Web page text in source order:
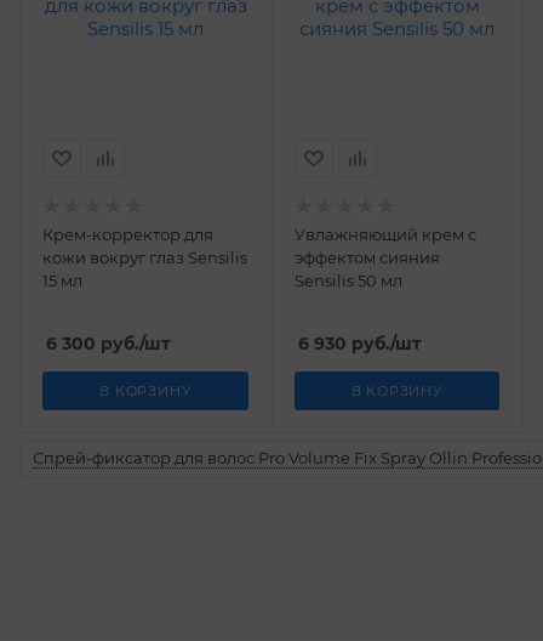
Крем-корректор для
кожи вокруг глаз Sensilis
15 мл
6 300 руб./шт
В КОРЗИНУ
Увлажняющий крем с
эффектом сияния
Sensilis 50 мл
6 930 руб./шт
В КОРЗИНУ
Спрей-фиксатор для волос Pro Volume Fix Spray Ollin